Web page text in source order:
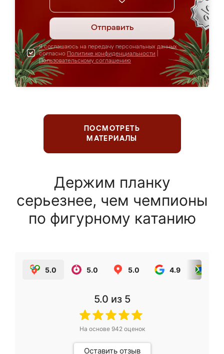
Отправить
Я соглашаюсь на передачу персональных данных
согласно Политике конфиденциальности
Пользовательскому соглашению
ПОСМОТРЕТЬ
МАТЕРИАЛЫ
Держим планку
серьезнее, чем чемпионы
по фигурному катанию
5.0 5.0 5.0 4.9
5.0 из 5
На основе 942оценок
Оставить отзыв